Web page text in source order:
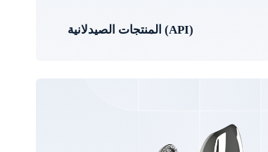
المنتجات الصيدلانية (API)